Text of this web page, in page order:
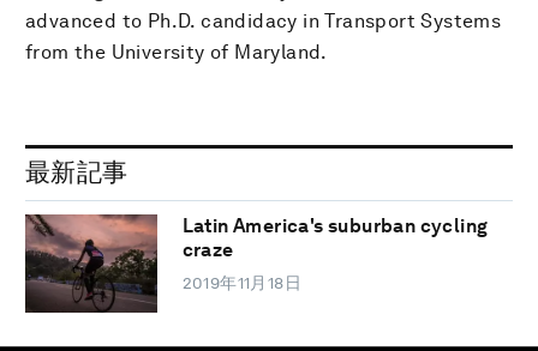
advanced to Ph.D. candidacy in Transport Systems
from the University of Maryland.
最新記事
Latin America's suburban cycling
craze
2019年11月18日